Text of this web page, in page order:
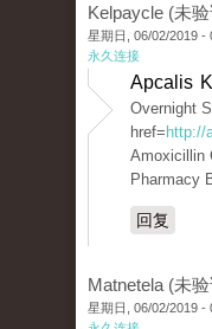
Kelpaycle (未
星期日, 06/02/2019 -
永久连接
Apcalis
Overnight
href= http://
Amoxicillin
Pharmacy
回复
Matnetela (未
星期日, 06/02/2019 -